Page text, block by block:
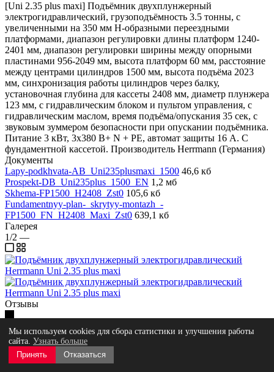
[Uni 2.35 plus maxi] Подъёмник двухплунжерный
электрогидравлический, грузоподъёмность 3.5 тонны, с
увеличенными на 350 мм Н-образными переездными
платформами, диапазон регулировки длины платформ 1240-
2401 мм, диапазон регулировки ширины между опорными
пластинами 956-2049 мм, высота платформ 60 мм, расстояние
между центрами цилиндров 1500 мм, высота подъёма 2023
мм, синхронизация работы цилиндров через балку,
установочная глубина для кассеты 2408 мм, диаметр плунжера
123 мм, с гидравлическим блоком и пультом управления, с
гидравлическим маслом, время подъёма/опускания 35 сек, с
звуковым зуммером безопасности при опускании подъёмника.
Питание 3 кВт, 3х380 В+ N + PE, автомат защиты 16 А. С
фундаментной кассетой. Производитель Herrmann (Германия)
Документы
Lapy-podkhvata-AB_Uni235plusmaxi_1500 46,6 кб
Prospekt-DB_Uni235plus_1500_EN 1,2 мб
Skhema-FP1500_H2408_Zst0 105,6 кб
Fundamentnyy-plan-_skrytyy-montazh_-
FP1500_FN_H2408_Maxi_Zst0 639,1 кб
Галерея
1/2 —
Отзывы
Мы используем cookies для сбора статистики и улучшения работы
сайта. Узнать больше
Принять
Отказаться